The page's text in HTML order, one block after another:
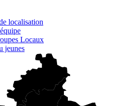
localisation
Locaux
jeunes